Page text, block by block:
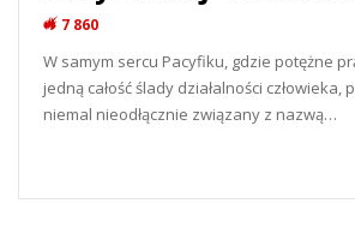
7 860
W samym sercu Pacyfiku, gdzie potężne
jedną całość ślady działalności człowieka,
niemal nieodłącznie związany z nazwą…